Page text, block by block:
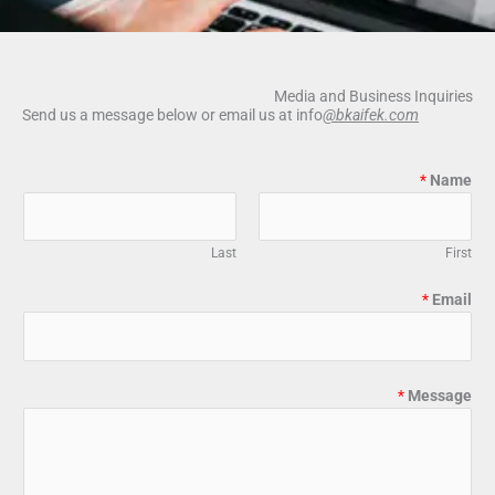
Media and Business Inquiries
Send us a message below or email us at info@bkaifek.com
Name
*
First
Last
Email
*
Message
*